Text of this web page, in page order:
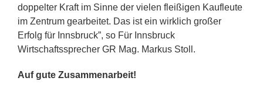
doppelter Kraft im Sinne der vielen fleißigen Kaufleute
im Zentrum gearbeitet. Das ist ein wirklich großer
Erfolg für Innsbruck”, so Für Innsbruck
Wirtschaftssprecher GR Mag. Markus Stoll.
Auf gute Zusammenarbeit!